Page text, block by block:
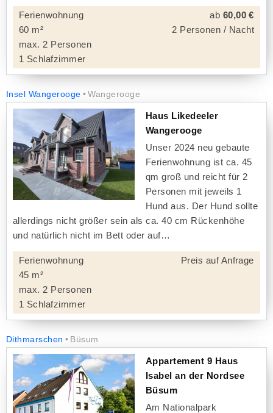
Ferienwohnung
60 m²
max. 2 Personen
1 Schlafzimmer
ab 60,00 €
2 Personen / Nacht
Insel Wangerooge Wangerooge
Haus Likedeeler
Wangerooge
Unser 2024 neu gebaute
Ferienwohnung ist ca. 45
qm groß und reicht für 2
Personen mit jeweils 1
Hund aus. Der Hund sollte
allerdings nicht größer sein als ca. 40 cm Rückenhöhe
und natürlich nicht im Bett oder auf
Ferienwohnung
45 m²
max. 2 Personen
1 Schlafzimmer
Preis auf Anfrage
Dithmarschen Büsum
Appartement 9 Haus
Isabel an der Nordsee
Büsum
Am Nationalpark